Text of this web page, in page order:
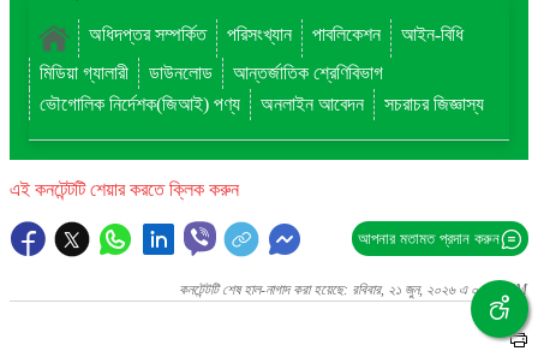
অধিদপ্তর সম্পর্কিত পরিসংখ্যান পাবলিকেশন
আইন-বিধি
মিডিয়া গ্যালারী
ডাউনলোড
আন্তর্জাতিক শ্রেণিবিভাগ
ভৌগোলিক নির্দেশক(জিআই) পণ্য
অনলাইন আবেদন সচরাচর জিজ্ঞাস্য
এই কনটেন্টটি শেয়ার করতে ক্লিক করুন
আপনার মতামত প্রদান করুন
কনটেন্টটি শেষ হাল-নাগাদ করা হয়েছে: রবিবার, ২১ জুন, ২০২৬ এ ০২:১৫ PM